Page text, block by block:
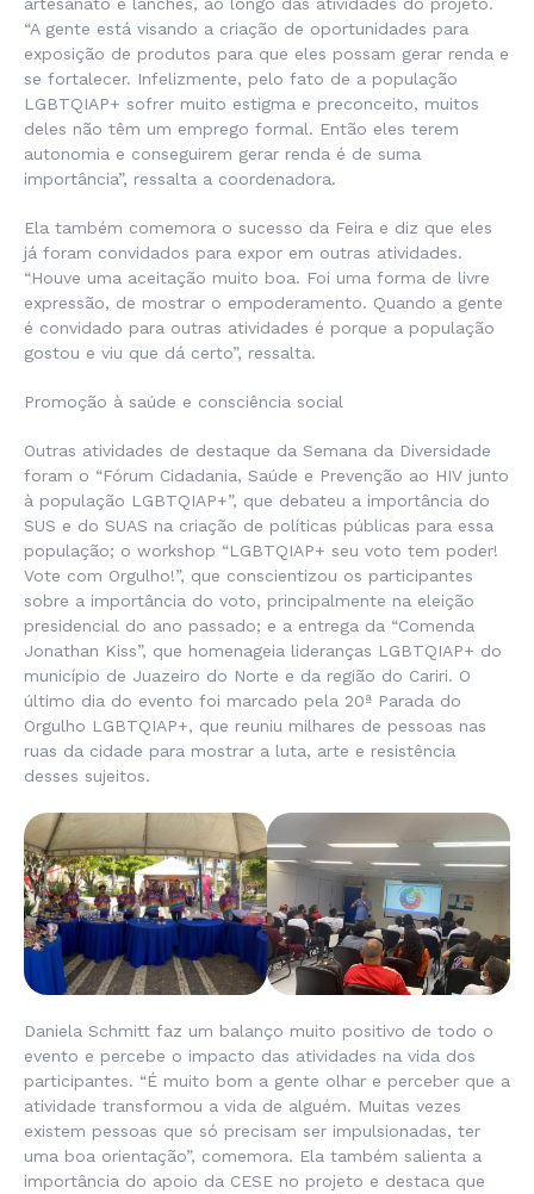
“A gente está visando a criação de oportunidades para
exposição de produtos para que eles possam gerar renda e
se fortalecer. Infelizmente, pelo fato de a população
LGBTQIAP+ sofrer muito estigma e preconceito, muitos
deles não têm um emprego formal. Então eles terem
autonomia e conseguirem gerar renda é de suma
importância”, ressalta a coordenadora.
Ela também comemora o sucesso da Feira e diz que eles
já foram convidados para expor em outras atividades.
“Houve uma aceitação muito boa. Foi uma forma de livre
expressão, de mostrar o empoderamento. Quando a gente
é convidado para outras atividades é porque a população
gostou e viu que dá certo”, ressalta.
Promoção à saúde e consciência social
Outras atividades de destaque da Semana da Diversidade
foram o “Fórum Cidadania, Saúde e Prevenção ao HIV junto
à população LGBTQIAP+”, que debateu a importância do
SUS e do SUAS na criação de políticas públicas para essa
população; o workshop “LGBTQIAP+ seu voto tem poder!
Vote com Orgulho!”, que conscientizou os participantes
sobre a importância do voto, principalmente na eleição
presidencial do ano passado; e a entrega da “Comenda
Jonathan Kiss”, que homenageia lideranças LGBTQIAP+ do
município de Juazeiro do Norte e da região do Cariri. O
último dia do evento foi marcado pela 20ª Parada do
Orgulho LGBTQIAP+, que reuniu milhares de pessoas nas
ruas da cidade para mostrar a luta, arte e resistência
desses sujeitos.
Daniela Schmitt faz um balanço muito positivo de todo o
evento e percebe o impacto das atividades na vida dos
participantes. “É muito bom a gente olhar e perceber que a
atividade transformou a vida de alguém. Muitas vezes
existem pessoas que só precisam ser impulsionadas, ter
uma boa orientação”, comemora. Ela também salienta a
importância do apoio da CESE no projeto e destaca que